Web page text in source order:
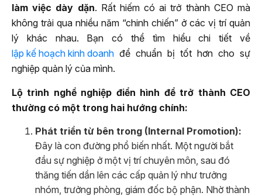
làm việc dày dặn. Rất hiếm có ai trở thành CEO mà
không trải qua nhiều năm “chinh chiến” ở các vị trí quản
lý khác nhau. Bạn có thể tìm hiểu chi tiết về
lập kế hoạch kinh doanh để chuẩn bị tốt hơn cho sự
nghiệp quản lý của mình.
Lộ trình nghề nghiệp điển hình để trở thành CEO
thường có một trong hai hướng chính:
Phát triển từ bên trong (Internal Promotion):
Đây là con đường phổ biến nhất. Một người bắt
đầu sự nghiệp ở một vị trí chuyên môn, sau đó
thăng tiến dần lên các cấp quản lý như trưởng
nhóm, trưởng phòng, giám đốc bộ phận. Nhờ thành